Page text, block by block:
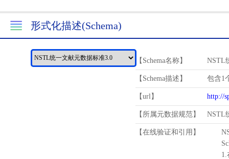
形式化描述(Schema)
【Schema名称】 NSTL
【Schema描述】 包含1
【url】 http://
【所属元数据规范】 NSTL
【在线验证和引用】
1.